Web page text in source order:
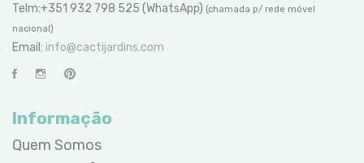
Telm:+351 932 798 525 (WhatsApp) (chamada p/ rede móvel
nacional)
Email: info@cactijardins.com
Informação
Quem Somos